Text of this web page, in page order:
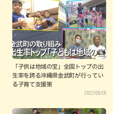
「子供は地域の宝」全国トップの出
生率を誇る沖縄県金武町が行ってい
る子育て支援策
2022/08/18